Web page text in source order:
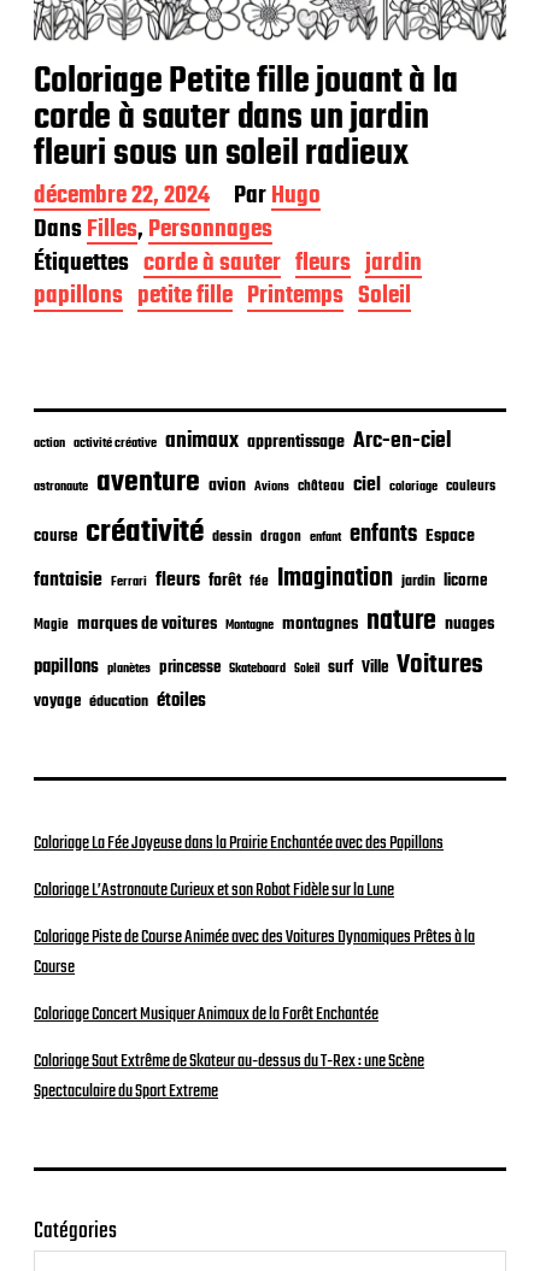
Coloriage Petite fille jouant à la
corde à sauter dans un jardin
fleuri sous un soleil radieux
D
a
t
e
d
e
l
i
a
i
n
décembre 22, 2024 ParHugo
DansFilles,Personnages
Étiquettes corde à sauter fleurs jardin
papillons petite fille Printemps Soleil
action activité créative animaux apprentissage Arc-en-ciel
astronaute aventure avion Avions château ciel coloriage couleurs
course créativité dessin dragon enfant enfants Espace
fantaisie Ferrari fleurs forêt fée Imagination jardin licorne
Magie marques de voitures Montagne montagnes nature nuages
papillons planètes princesse Skateboard Soleil surf Ville Voitures
voyage éducation étoiles
Coloriage La Fée Joyeuse dans la Prairie Enchantée avec des Papillons
Coloriage L’Astronaute Curieux et son Robot Fidèle sur la Lune
Coloriage Piste de Course Animée avec des Voitures Dynamiques Prêtes à la
Course
Coloriage Concert Musiquer Animaux de la Forêt Enchantée
Coloriage Saut Extrême de Skateur au-dessus du T-Rex : une Scène
Spectaculaire du Sport Extreme
Catégories